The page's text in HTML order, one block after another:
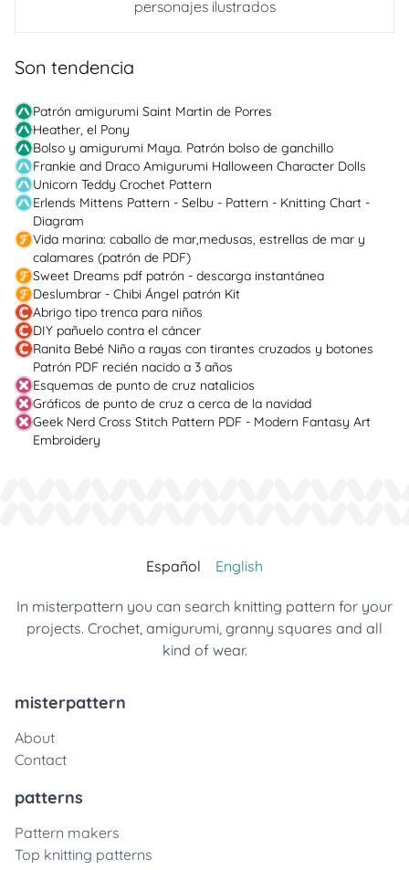
personajes ilustrados
Son tendencia
Patrón amigurumi Saint Martin de Porres
Heather, el Pony
Bolso y amigurumi Maya. Patrón bolso de ganchillo
Frankie and Draco Amigurumi Halloween Character Dolls
Unicorn Teddy Crochet Pattern
Erlends Mittens Pattern - Selbu - Pattern - Knitting Chart -
Diagram
Vida marina: caballo de mar,medusas, estrellas de mar y
calamares (patrón de PDF)
Sweet Dreams pdf patrón - descarga instantánea
Deslumbrar - Chibi Ángel patrón Kit
Abrigo tipo trenca para niños
DIY pañuelo contra el cáncer
Ranita Bebé Niño a rayas con tirantes cruzados y botones
Patrón PDF recién nacido a 3 años
Esquemas de punto de cruz natalicios
Gráficos de punto de cruz a cerca de la navidad
Geek Nerd Cross Stitch Pattern PDF - Modern Fantasy Art
Embroidery
Español English
In misterpattern you can search knitting pattern for your
projects. Crochet, amigurumi, granny squares and all
kind of wear.
misterpattern
About
Contact
patterns
Pattern makers
Top knitting patterns